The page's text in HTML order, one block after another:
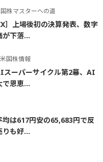
株マスターへの道
］上場後初の決算発表、数字
が下落...
国株情報
スーパーサイクル第2幕、AI
で恩恵...
均は617円安の65,683円で反
も好...